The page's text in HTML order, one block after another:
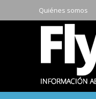
Quiénes somos